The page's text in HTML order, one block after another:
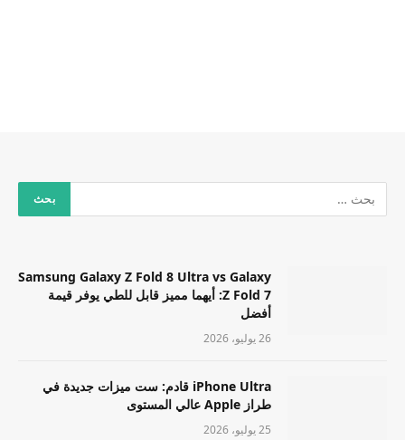
Samsung Galaxy Z Fold 8 Ultra vs Galaxy
Z Fold 7: أيهما مميز قابل للطي يوفر قيمة
أفضل
26 يوليو، 2026
iPhone Ultra قادم: ست ميزات جديدة في
طراز Apple عالي المستوى
25 يوليو، 2026